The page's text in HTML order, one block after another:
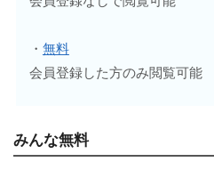
・ 無料
会員登録した方のみ閲覧可能
みんな無料